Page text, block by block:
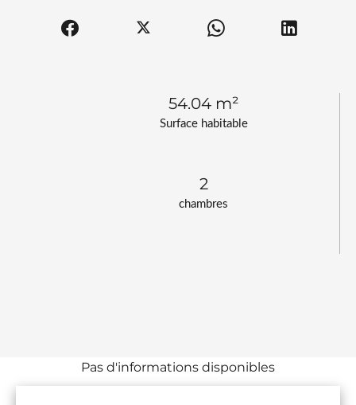
Surface habitable
54.04 m²
chambres
2
Pas d'informations disponibles